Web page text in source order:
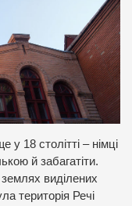
18 столітті – німці
й забагатіти.
землях виділених
територія Речі